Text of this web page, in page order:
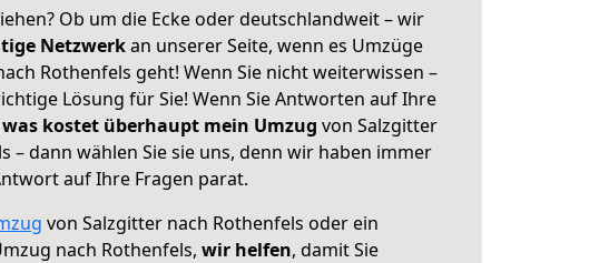
Ob um die Ecke oder deutschlandweit – wir
Netzwerkan unserer Seite, wenn es Umzüge
Rothenfels geht! Wenn Sie nicht weiterwissen –
Lösung für Sie! Wenn Sie Antworten auf Ihre
was kostet überhaupt mein Umzug von Salzgitter
– dann wählen Sie sie uns, denn wir haben immer
auf Ihre Fragen parat.
von Salzgitter nach Rothenfels oder ein
nach Rothenfels, wir helfen, damit Sie